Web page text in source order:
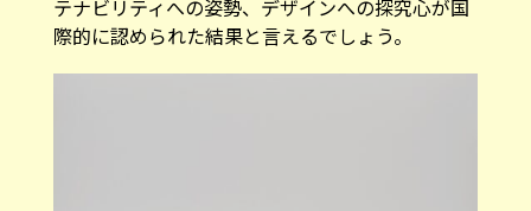
テナビリティへの姿勢、デザインへの探究心が国
際的に認められた結果と言えるでしょう。